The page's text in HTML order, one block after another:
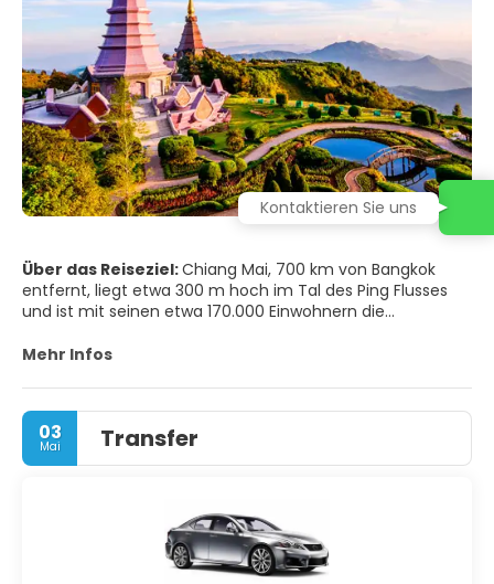
Über das Reiseziel:Chiang Mai, 700 km von Bangkok
entfernt, liegt etwa 300 m hoch im Tal des Ping Flusses
und ist mit seinen etwa 170.000 Einwohnern die
Lanna-Thai-Reiches lockt mit sehenswerten Tempeln,
einem interessanten Nachtmarkt und traditionellen
Handwerksstätten. Die Chiang Mai umgebende Bergwelt
bietet vielfältige Trekking-Möglichkeiten, es können
Abstecher zu Elefantencamps und Dörfern der
von Juli bis September
Mehr Infos
03
Mai Transfer
Kontaktieren Sie uns